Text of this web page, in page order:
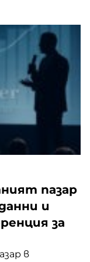
пазар
и
за
в